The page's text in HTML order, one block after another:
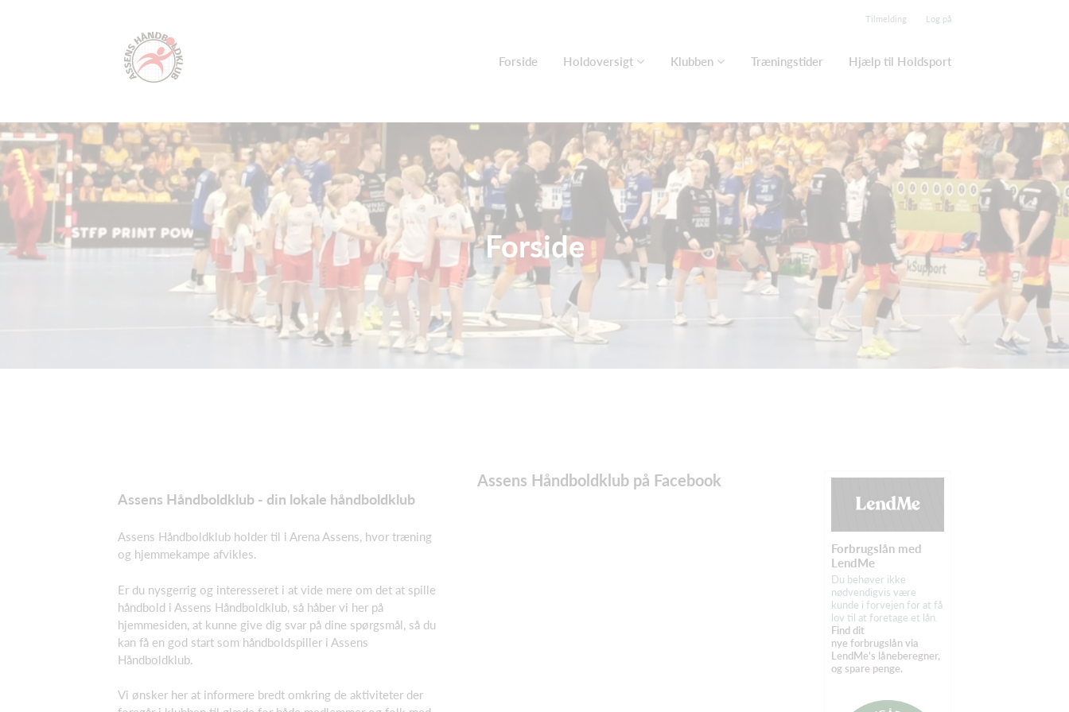
Tilmelding Log på
Forside Holdoversigt Klubben Træningstider Hjælp til Holdsport
Forside
Forbrugslån med
LendMe
Du behøver ikke
nødvendigvis være
kunde i forvejen for at få
lov til at foretage et lån.
Find dit
nye forbrugslån via
LendMe's låneberegner,
og spare penge.
Assens Håndboldklub - din lokale håndboldklub
Assens Håndboldklub holder til i Arena Assens, hvor træning
og hjemmekampe afvikles.
Er du nysgerrig og interesseret i at vide mere om det at spille
håndbold i Assens Håndboldklub, så håber vi her på
hjemmesiden, at kunne give dig svar på dine spørgsmål, så du
kan få en god start som håndboldspiller i Assens
Håndboldklub.
Vi ønsker her at informere bredt omkring de aktiviteter der
Assens Håndboldklub på Facebook